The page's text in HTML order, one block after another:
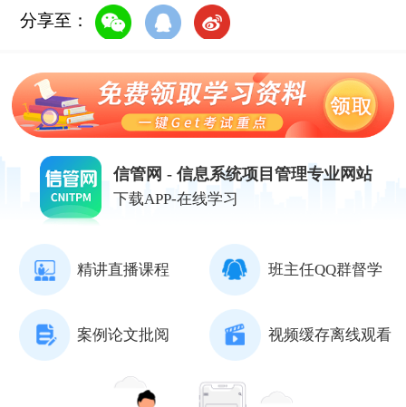
分享至：
信管网 - 信息系统项目管理专业网站
下载APP-在线学习
精讲直播课程 班主任QQ群督学
案例论文批阅 视频缓存离线观看